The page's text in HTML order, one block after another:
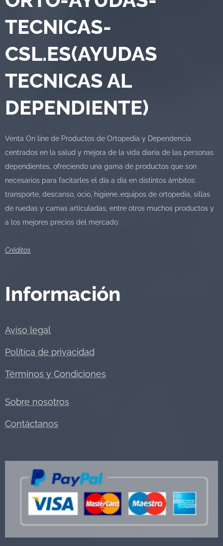
TECNICAS-
CSL.ES(AYUDAS
TECNICAS AL
DEPENDIENTE)
Venta On line de Productos de Ortopedia y Dependencia
centrados en la salud y mejora de la vida diaria de las personas
dependientes, ofreciendo una gama de productos que son
necesarios para facitarles el día a día en distintos ámbitos:
transporte, descanso, ocio, higiene..equipos de ortopedia, sillas
de ruedas y camas articuladas, entre otros muchos productos y
a los mejores precios del mercado. .
Créditos
Información
Aviso legal
Política de privacidad
Términos y Condiciones
Sobre nosotros
Contáctanos